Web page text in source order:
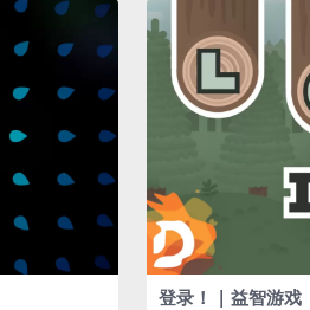
登录！ | 益智游戏